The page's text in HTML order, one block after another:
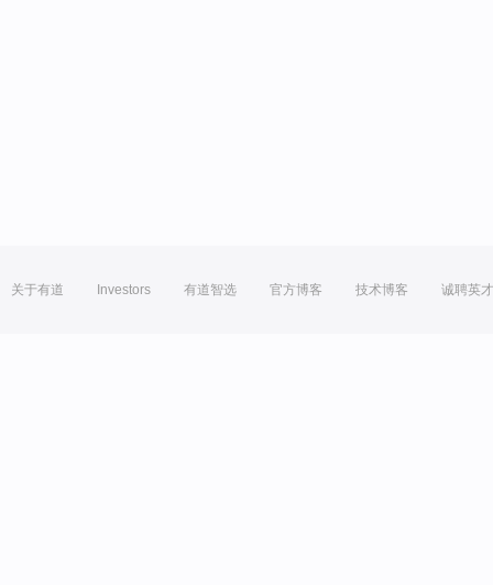
关于有道 Investors 有道智选 官方博客 技术博客 诚聘英才